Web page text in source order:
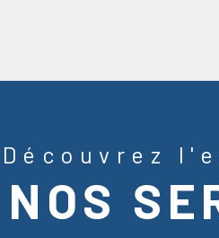
pour vous
de votre projet
Découvrez
NOS